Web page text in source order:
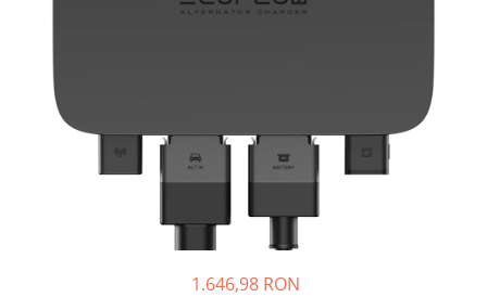
Incarcatoare acumulatori
Panouri fotovoltaice
Sisteme prindere panouri
fotovoltaice
1.646,98 RON